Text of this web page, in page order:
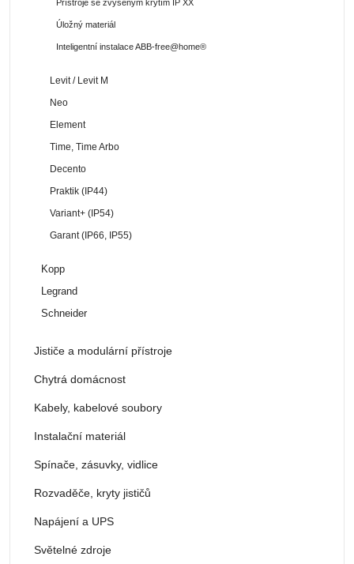
Přístroje se zvýšeným krytím IP XX
Úložný materiál
Inteligentní instalace ABB-free@home®
Levit / Levit M
Neo
Element
Time, Time Arbo
Decento
Praktik (IP44)
Variant+ (IP54)
Garant (IP66, IP55)
Kopp
Legrand
Schneider
Jističe a modulární přístroje
Chytrá domácnost
Kabely, kabelové soubory
Instalační materiál
Spínače, zásuvky, vidlice
Rozvaděče, kryty jističů
Napájení a UPS
Světelné zdroje